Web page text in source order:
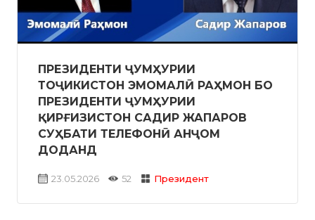
23.05.2026 52 Президент
ПРЕЗИДЕНТИ ҶУМҲУРИИ
ТОҶИКИСТОН ЭМОМАЛӢ РАҲМОН БО
ПРЕЗИДЕНТИ ҶУМҲУРИИ
ҚИРҒИЗИСТОН САДИР ЖАПАРОВ
СУҲБАТИ ТЕЛЕФОНӢ АНҶОМ
ДОДАНД